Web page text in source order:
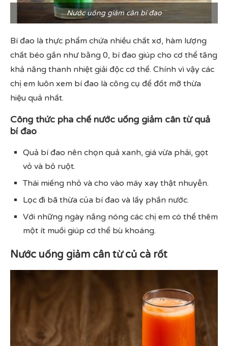
Nước uống giảm cân bí đao
Bí đao là thực phẩm chứa nhiều chất xơ, hàm lượng
chất béo gần như bằng 0, bí đao giúp cho cơ thể tăng
khả năng thanh nhiệt giải độc cơ thể. Chính vì vậy các
chị em luôn xem bí đao là công cụ để đốt mỡ thừa
hiệu quả nhất.
Công thức pha chế nước uống giảm cân từ quả
bí đao
Quả bí đao nên chọn quả xanh, giá vừa phải, gọt
vỏ và bỏ ruột.
Thái miếng nhỏ và cho vào máy xay thật nhuyễn.
Lọc đi bã thừa của bí đao và lấy phần nước.
Với những ngày nắng nóng các chị em có thể thêm
một ít muối giúp cơ thể bù khoáng.
Nước uống giảm cân từ củ cà rốt